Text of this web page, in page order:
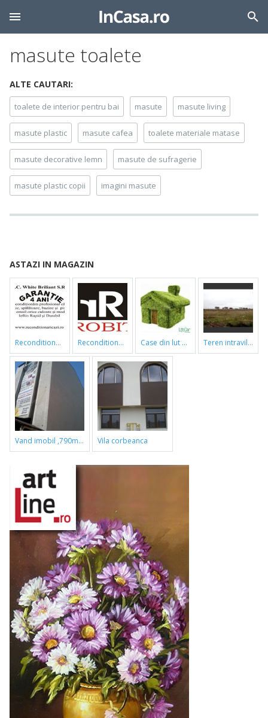
masute toalete
ALTE CAUTARI:
toalete de interior pentru bai masute masute living
masute plastic masute cafea toalete materiale matase
masute decorative lemn masute de sufragerie
masute plastic copii imagini masute
ASTAZI IN MAGAZIN
reconditionari cazi de baie reconditionari cazi de baie case din lut si paie teren intravilan
vand imobil ,790m,piata gorjului,pret negociabil vila corbeanca